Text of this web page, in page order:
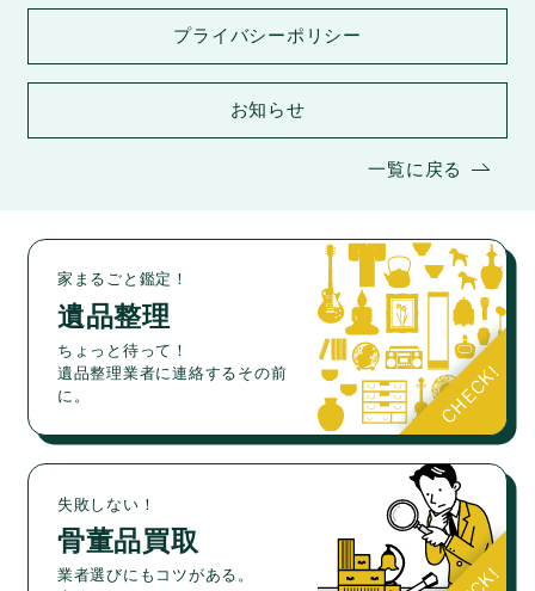
プライバシーポリシー
お知らせ
一覧に戻る
家まるごと鑑定！
遺品整理
ちょっと待って！
遺品整理業者に連絡するその前
に。
失敗しない！
骨董品買取
業者選びにもコツがある。